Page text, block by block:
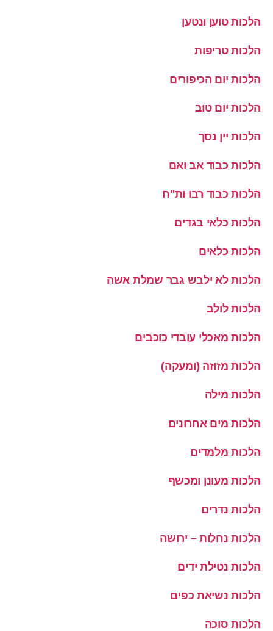
הלכות טוען ונטען
הלכות טריפות
הלכות יום הכיפורים
הלכות יום טוב
הלכות יין נסך
הלכות כבוד אב ואם
הלכות כבוד רבו ות''ח
הלכות כלאי בגדים
הלכות כלאים
הלכות לא ילבש גבר שמלת אשה
הלכות לולב
הלכות מאכלי עובדי כוכבים
הלכות מזוזה (ומעקה)
הלכות מילה
הלכות מים אחרונים
הלכות מלמדים
הלכות מעונן ומכשף
הלכות נדרים
הלכות נחלות – ירושה
הלכות נטילת ידים
הלכות נשיאת כפים
הלכות סוכה